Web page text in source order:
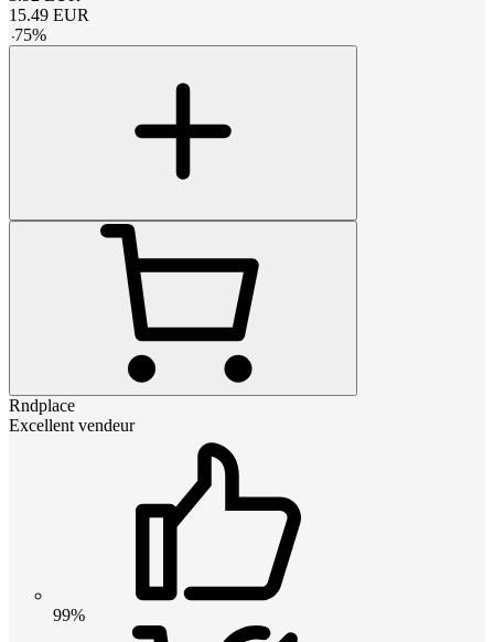
15.49 EUR
-75%
Rndplace
Excellent vendeur
99%